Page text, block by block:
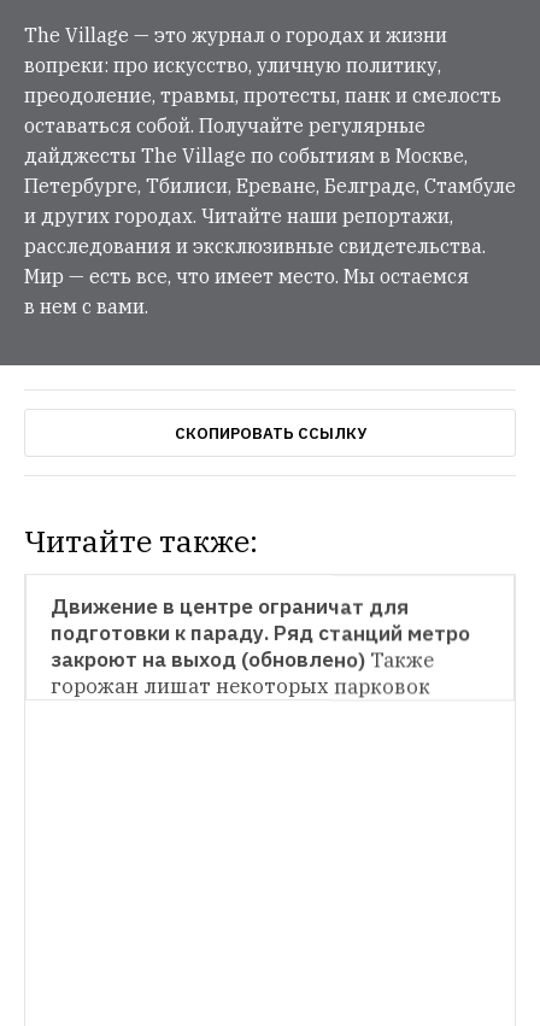
The Village — это журнал о городах и жизни
вопреки: про искусство, уличную политику,
преодоление, травмы, протесты, панк и смелость
оставаться собой. Получайте регулярные
дайджесты The Village по событиям в Москве,
Петербурге, Тбилиси, Ереване, Белграде, Стамбуле
и других городах. Читайте наши репортажи,
расследования и эксклюзивные свидетельства.
Мир — есть все, что имеет место. Мы остаемся
в нем с вами.
СКОПИРОВАТЬ ССЫЛКУ
Читайте также:
НОВОСТИ
Движение в центре ограничат для
подготовки к параду. Ряд станций метро
закроют на выход (обновлено) Также
горожан лишат некоторых парковок